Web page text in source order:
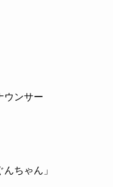
ウンサー
ちゃん」